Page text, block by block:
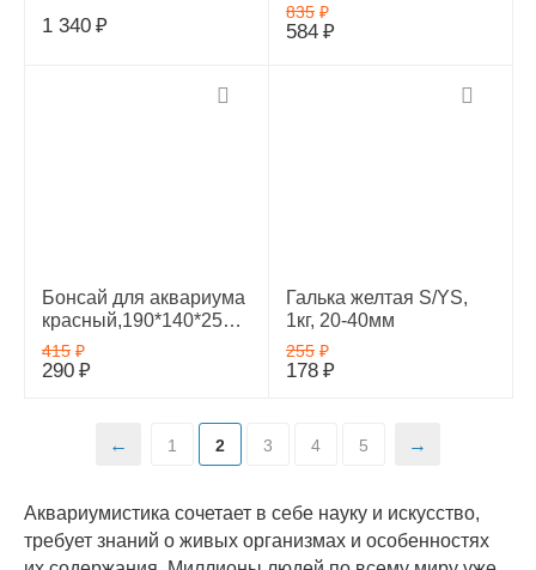
Аквариумистика сочетает в себе науку и искусство,
требует знаний о живых организмах и особенностях
1 340 ₽
835 ₽
584 ₽
Бонсай для аквариума
красный,190*140*250м
м
415 ₽
290 ₽
Галька желтая S/YS,
1кг, 20-40мм
255 ₽
178 ₽
1 2 3 4 5